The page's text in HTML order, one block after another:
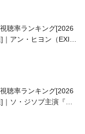
聴率ランキング[2026
｜アン・ヒヨン（EXID
聴率ランキング[2026
ソ・ジソブ主演『エ